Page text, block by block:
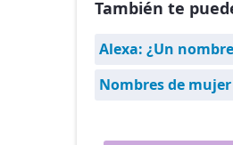
También te
Alexa: ¿Un
Nombres de